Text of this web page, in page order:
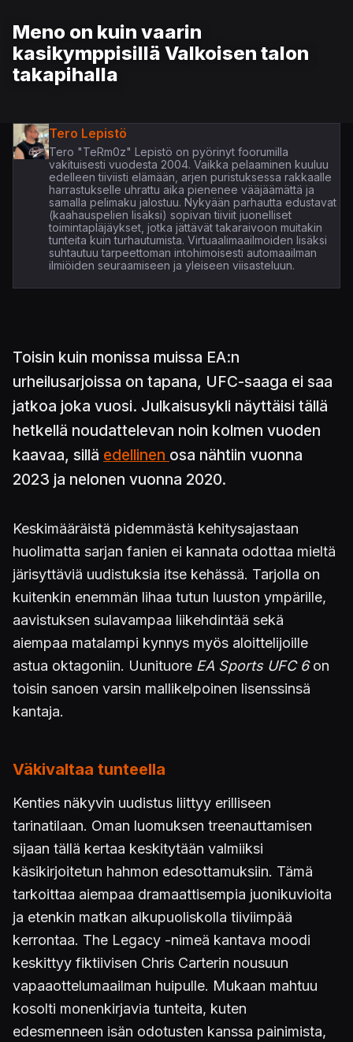
Meno on kuin vaarin
kasikymppisillä Valkoisen talon
takapihalla
Tero Lepistö
Tero "TeRm0z" Lepistö on pyörinyt foorumilla
vakituisesti vuodesta 2004. Vaikka pelaaminen kuuluu
edelleen tiiviisti elämään, arjen puristuksessa rakkaalle
harrastukselle uhrattu aika pienenee vääjäämättä ja
samalla pelimaku jalostuu. Nykyään parhautta edustavat
(kaahauspelien lisäksi) sopivan tiiviit juonelliset
toimintapläjäykset, jotka jättävät takaraivoon muitakin
tunteita kuin turhautumista. Virtuaalimaailmoiden lisäksi
suhtautuu tarpeettoman intohimoisesti automaailman
ilmiöiden seuraamiseen ja yleiseen viisasteluun.
Toisin kuin monissa muissa EA:n
urheilusarjoissa on tapana, UFC-saaga ei saa
jatkoa joka vuosi. Julkaisusykli näyttäisi tällä
hetkellä noudattelevan noin kolmen vuoden
kaavaa, sillä edellinen osa nähtiin vuonna
2023 ja nelonen vuonna 2020.
Keskimääräistä pidemmästä kehitysajastaan
huolimatta sarjan fanien ei kannata odottaa mieltä
järisyttäviä uudistuksia itse kehässä. Tarjolla on
kuitenkin enemmän lihaa tutun luuston ympärille,
aavistuksen sulavampaa liikehdintää sekä
aiempaa matalampi kynnys myös aloittelijoille
astua oktagoniin. Uunituore EA Sports UFC 6on
toisin sanoen varsin mallikelpoinen lisenssinsä
kantaja.
Väkivaltaa tunteella
Kenties näkyvin uudistus liittyy erilliseen
tarinatilaan. Oman luomuksen treenauttamisen
sijaan tällä kertaa keskitytään valmiiksi
käsikirjoitetun hahmon edesottamuksiin. Tämä
tarkoittaa aiempaa dramaattisempia juonikuvioita
ja etenkin matkan alkupuoliskolla tiiviimpää
kerrontaa. The Legacy -nimeä kantava moodi
keskittyy fiktiivisen Chris Carterin nousuun
vapaaottelumaailman huipulle. Mukaan mahtuu
kosolti monenkirjavia tunteita, kuten
edesmenneen isän odotusten kanssa painimista,